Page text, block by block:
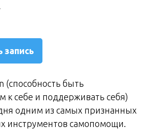
запись
(способность быть
к себе и поддерживать себя)
одним из самых признанных
инструментов самопомощи.